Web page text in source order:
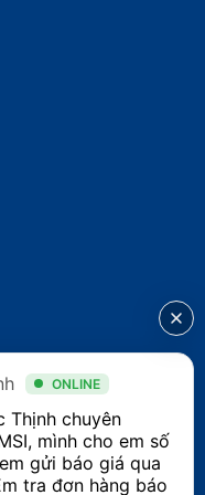
gần CPU hoặc bo
laptop
giảm sút chất
trong quá trình sử
định:Có thể gây
ONE VIỆT NAM
TP.HCM cấp ngày
Thạnh, Quận Tân Phú,
ONLINE
Thịnh chuyên
mình cho em số
gửi báo giá qua
tra đơn hàng báo